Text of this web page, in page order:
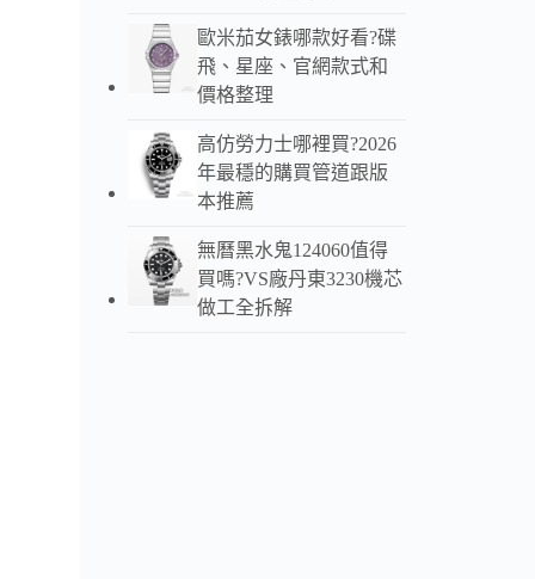
理
歐米茄女錶哪款好看?碟
飛、星座、官網款式和
價格整理
高仿勞力士哪裡買?2026
年最穩的購買管道跟版
本推薦
無曆黑水鬼124060值得
買嗎?VS廠丹東3230機芯
做工全拆解